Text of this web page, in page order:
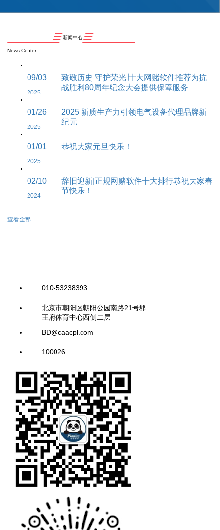
新闻中心
News Center
09/03
2025
致敬历史 守护荣光∣十大网赌软件推荐为抗
战胜利80周年纪念大会提供保障服务
01/26
2025
2025 新质生产力引领电气设备代理品牌新
纪元
01/01
2025
恭祝大家元旦快乐！
02/10
2024
辞旧迎新|正规网赌软件十大排行恭祝大家春
节快乐！
查看全部
010-53238393
北京市朝阳区朝阳公园南路21号郡
王府体育中心西侧二层
BD@caacpl.com
100026